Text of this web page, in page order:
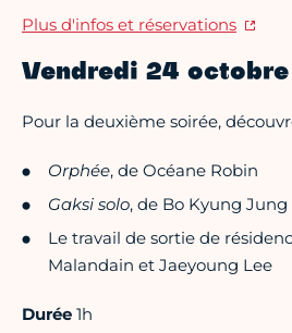
Plus d'infos et réservations
Vendredi 24
Pour la deuxième soirée,
Orphée, de Océane Robin
Gaksi solo, de Bo Kyung Jung
Le travail de sortie de
Malandain et Jaeyoung Lee
Durée 1h